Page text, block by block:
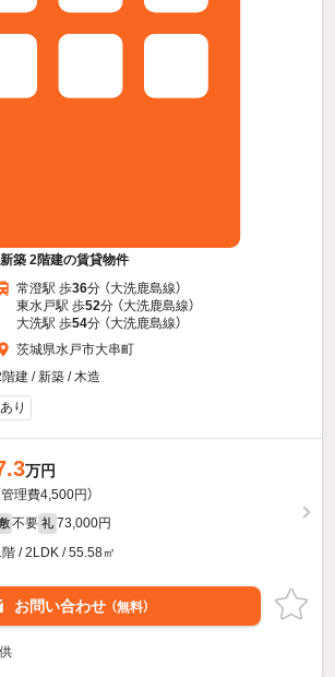
築 2階建の賃貸物件
常澄駅 歩36分 （大洗鹿島線）
東水戸駅 歩52分 （大洗鹿島線）
大洗駅 歩54分 （大洗鹿島線）
茨城県水戸市大串町
建 / 新築 / 木造
り
万円
管理費4,500円）
不要 礼 73,000円
階 / 2LDK / 55.58㎡
お問い合わせ （無料）